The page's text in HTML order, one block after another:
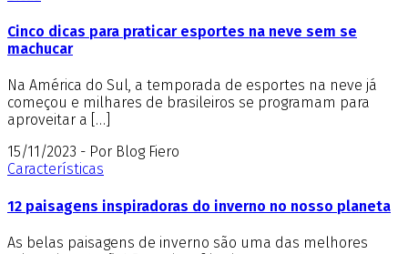
Cinco dicas para praticar esportes na neve sem se
machucar
Na América do Sul, a temporada de esportes na neve já
começou e milhares de brasileiros se programam para
aproveitar a […]
15/11/2023 - Por Blog Fiero
Características
12 paisagens inspiradoras do inverno no nosso planeta
As belas paisagens de inverno são uma das melhores